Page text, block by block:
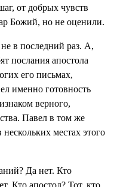
от добрых чувств
Божий, но не оценили.
в последний раз. А,
послания апостола
его письмах,
именно готовность
верного,
Павел в том же
местах этого
Да нет. Кто
Кто апостол? Тот, кто